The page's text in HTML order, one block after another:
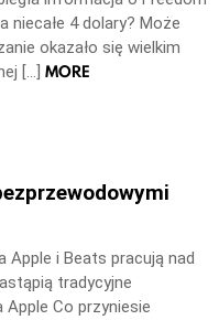
4 dolary? Może
okazało się wielkim
[…] MORE
Apple i Beats pracują nad
tradycyjne
Apple Co przyniesie